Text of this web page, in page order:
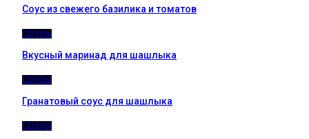
Соус из свежего базилика и томатов
СОУСЫ
Вкусный маринад для шашлыка
СОУСЫ
Гранатовый соус для шашлыка
СОУСЫ